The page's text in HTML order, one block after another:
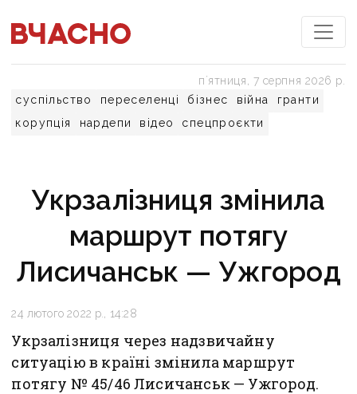
суспільство переселенці бізнес війна
гранти
корупція
нардепи відео спецпроєкти
пʼятниця, 7 серпня 2026 р.
Укрзалізниця змінила
маршрут потягу
Лисичанськ — Ужгород
24 лютого 2022 р., 14:28
Укрзалізниця через надзвичайну
ситуацію в країні змінила маршрут
потягу № 45/46 Лисичанськ — Ужгород.